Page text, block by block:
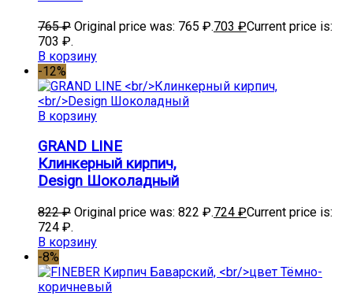
765₽ Original price was: 765 ₽.703 ₽Current price is:
703 ₽.
В корзину
-12%
В корзину
GRAND LINE
Клинкерный кирпич,
Design Шоколадный
822₽ Original price was: 822 ₽.724 ₽Current price is:
724 ₽.
В корзину
-8%